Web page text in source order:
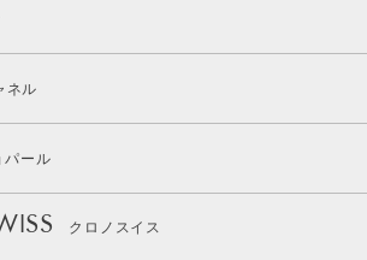
ネル
パール
クロノスイス